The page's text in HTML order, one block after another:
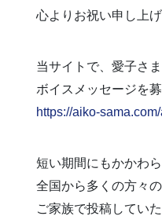
心よりお祝い申し上げ
当サイトで、愛子さ
ボイスメッセージを募
https://aiko-
短い期間にもかかわら
全国から多くの方々
ご家族で投稿してい